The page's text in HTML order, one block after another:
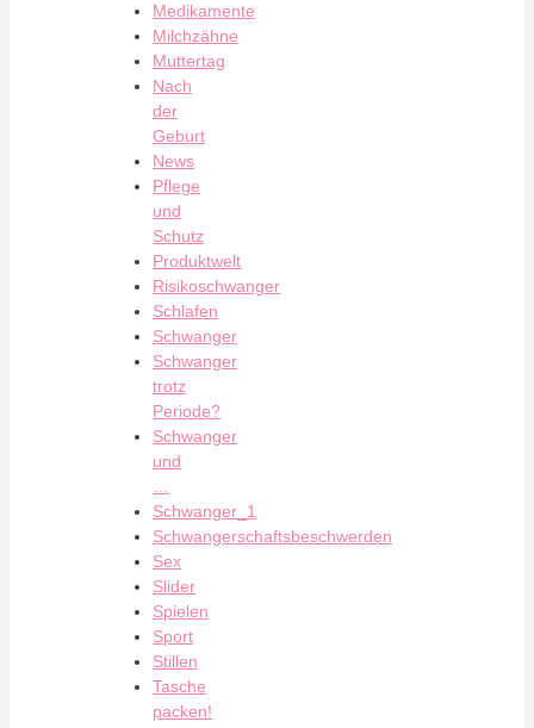
Medikamente
Milchzähne
Muttertag
Nach
der
Geburt
News
Pflege
und
Schutz
Produktwelt
Risikoschwanger
Schlafen
Schwanger
Schwanger
trotz
Periode?
Schwanger
und
Schwanger_1
Schwangerschaftsbeschwerden
Sex
Slider
Spielen
Sport
Stillen
Tasche
packen!